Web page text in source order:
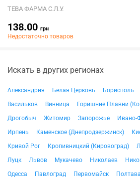
ТЕВА ФАРМА С.Л.У.
138.00 грн
Недостаточно товаров
Искать в других регионах
Александрия Белая Церковь Борисполь
Васильков
Винница Горишние Плавни
Дрогобыч
Житомир Запорожье Ивано-
Ирпень
Каменское (Днепродзержинск)
Кривой Рог
Кропивницкий (Кировоград)
Луцк
Львов Мукачево Николаев
Одесса
Павлоград Первомайск Полтава